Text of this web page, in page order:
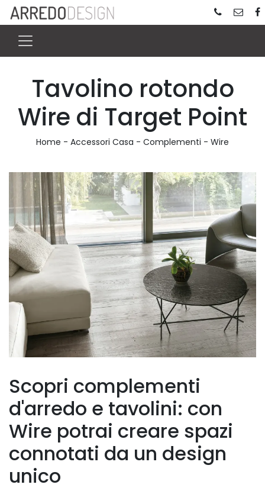
Tavolino rotondo
Wire di Target Point
Home - Accessori Casa - Complementi - Wire
Scopri complementi
d'arredo e tavolini: con
Wire potrai creare spazi
connotati da un design
unico